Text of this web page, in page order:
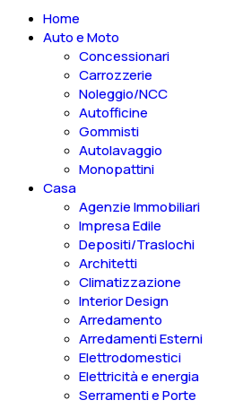
Home
Auto e Moto
Concessionari
Carrozzerie
Noleggio/NCC
Autofficine
Gommisti
Autolavaggio
Monopattini
Casa
Agenzie Immobiliari
Impresa Edile
Depositi/Traslochi
Architetti
Climatizzazione
Interior Design
Arredamento
Arredamenti Esterni
Elettrodomestici
Elettricità e energia
Serramenti e Porte